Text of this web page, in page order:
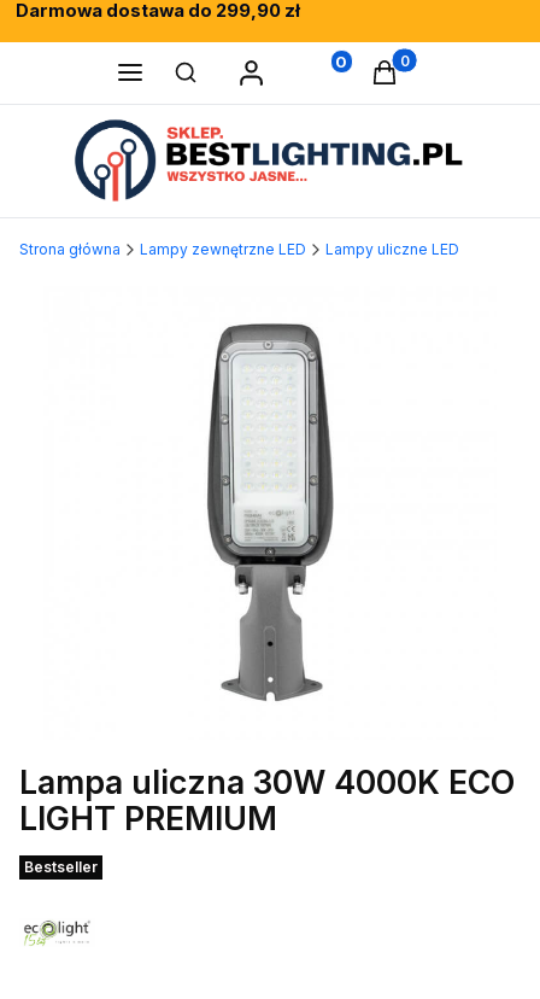
Darmowa dostawa do 299,90 zł
Rewelacyjne opinie klientów
Fachowe doradztwo
Otwórz wyszukiwarkę
0 Produkty w
Strona główna Lampy zewnętrzne LED Lampy uliczne LED
Lampa uliczna 30W 4000K ECO
LIGHT PREMIUM
Etykiety
Bestseller